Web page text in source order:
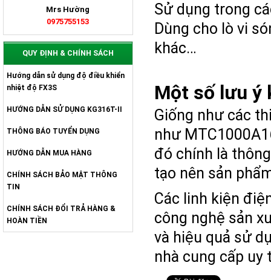
Sử dụng trong
Dùng cho lò vi
khác…
Một số lưu ý
Giống như các
như
đó chính là
tạo nên sản
Các linh kiện
công nghệ sản
và hiệu quả sử
nhà cung cấp
Mrs Hường
0975755153
QUY ĐỊNH & CHÍNH SÁCH
Hướng dẫn sử dụng độ điều khiển
nhiệt độ FX3S
HƯỚNG DẪN SỬ DỤNG KG316T-II
THÔNG BÁO TUYỂN DỤNG
HƯỚNG DẪN MUA HÀNG
CHÍNH SÁCH BẢO MẬT THÔNG
TIN
CHÍNH SÁCH ĐỔI TRẢ HÀNG &
HOÀN TIỀN